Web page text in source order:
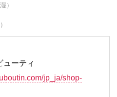
）
ューティ
jp_ja/shop-